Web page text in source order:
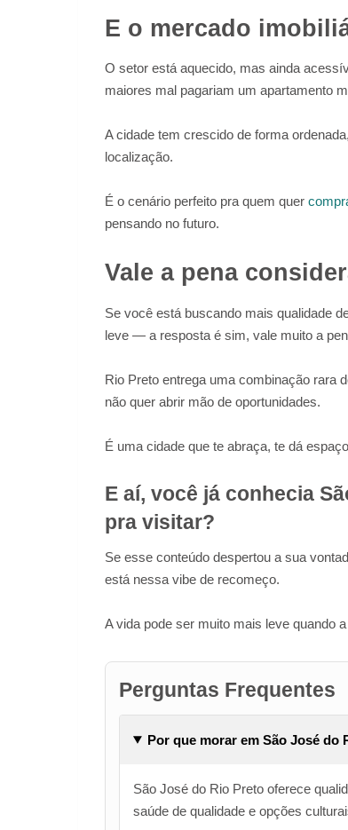
E o mercado
O setor está aquecido, mas ainda
maiores mal pagariam um apartamento
A cidade tem crescido de forma
localização.
É o cenário perfeito pra quem quer
pensando no futuro.
Vale a pena
Se você está buscando mais qualidade
leve — a resposta é sim, vale muito a
Rio Preto entrega uma combinação rara
não quer abrir mão de oportunidades.
É uma cidade que te abraça, te dá
E aí, você já conhecia
pra visitar?
Se esse conteúdo despertou a sua
está nessa vibe de recomeço.
A vida pode ser muito mais leve quando
Perguntas Frequentes
Por que morar em São José do
São José do Rio Preto oferece
saúde de qualidade e opções